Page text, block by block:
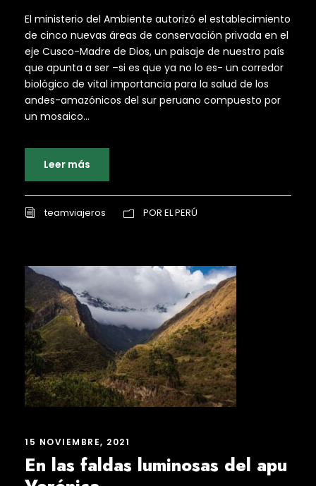
El ministerio del Ambiente autorizó el establecimiento
de cinco nuevas áreas de conservación privada en el
eje Cusco-Madre de Dios, un paisaje de nuestro país
que apunta a ser –si es que ya no lo es- un corredor
biológico de vital importancia para la salud de los
andes-amazónicos del sur peruano compuesto por
un mosaico...
Leer más
teamviajeros POR EL PERÚ
15 NOVIEMBRE, 2021
En las faldas luminosas del apu